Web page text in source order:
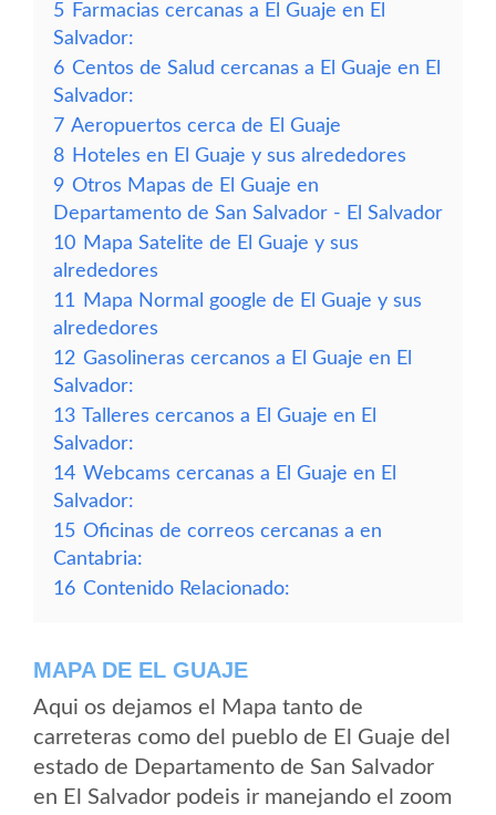
5 Farmacias cercanas a El Guaje en El
Salvador:
6 Centos de Salud cercanas a El Guaje en El
Salvador:
7 Aeropuertos cerca de El Guaje
8 Hoteles en El Guaje y sus alrededores
9 Otros Mapas de El Guaje en
Departamento de San Salvador - El Salvador
10 Mapa Satelite de El Guaje y sus
alrededores
11
Mapa Normal google de El Guaje y sus
alrededores
12 Gasolineras cercanos a El Guaje en El
Salvador:
13 Talleres cercanos a El Guaje en El
Salvador:
14 Webcams cercanas a El Guaje en El
Salvador:
15 Oficinas de correos cercanas a en
Cantabria:
16 Contenido Relacionado:
MAPA DE EL GUAJE
Aqui os dejamos el Mapa tanto de
carreteras como del pueblo de El Guaje del
estado de Departamento de San Salvador
en El Salvador podeis ir manejando el zoom